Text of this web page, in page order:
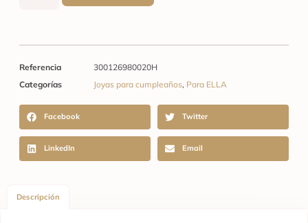
Referencia
300126980020H
Categorías
Joyas para cumpleaños, Para ELLA
Facebook Twitter
LinkedIn Email
Descripción